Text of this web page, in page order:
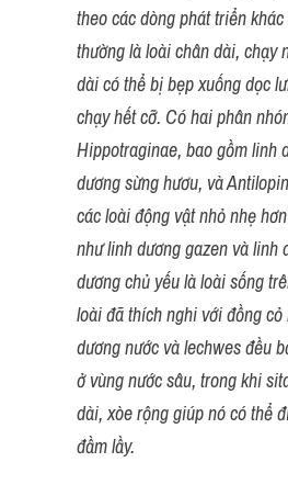
theo các dòng phát triển
thường là loài chân dài, chạy
dài có thể bị bẹp xuống dọc
chạy hết cỡ. Có hai phân
Hippotraginae, bao gồm linh
dương sừng hươu, và
các loài động vật nhỏ nhẹ
như linh dương gazen và
dương chủ yếu là loài sống
loài đã thích nghi với đồng
dương nước và lechwes đều
ở vùng nước sâu, trong khi
dài, xòe rộng giúp nó có thể
đầm lầy.